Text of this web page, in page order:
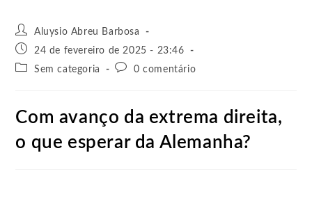
Aluysio Abreu Barbosa
24 de fevereiro de 2025 - 23:46
Sem categoria
0 comentário
Com avanço da extrema direita,
o que esperar da Alemanha?